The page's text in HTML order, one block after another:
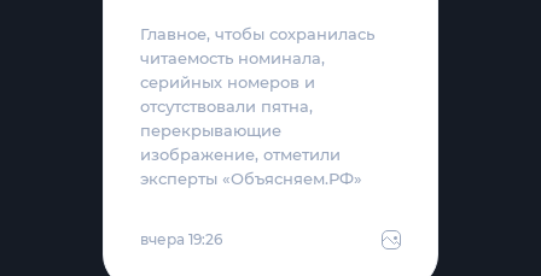
Главное, чтобы сохранилась
читаемость номинала,
серийных номеров и
отсутствовали пятна,
перекрывающие
изображение, отметили
эксперты «Объясняем.РФ»
вчера 19:26